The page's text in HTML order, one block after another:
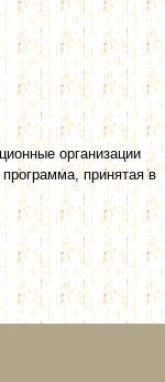
организации
принятая в